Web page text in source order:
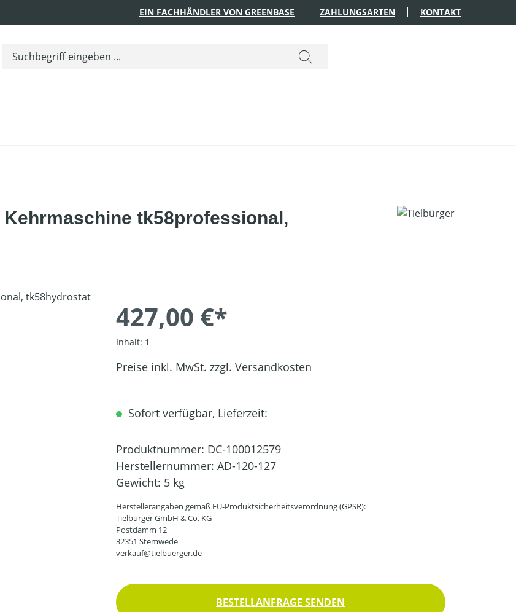
EIN FACHHÄNDLER VON GREENBASE ZAHLUNGSARTEN KONTAKT
tk58professional,
427,00 €*
Inhalt: 1
Preise inkl. MwSt. zzgl. Versandkosten
Sofort verfügbar, Lieferzeit:
Produktnummer: DC-100012579
Herstellernummer: AD-120-127
Gewicht: 5 kg
Herstellerangaben gemäß EU-Produktsicherheitsverordnung (GPSR):
Tielbürger GmbH & Co. KG
Postdamm 12
32351 Stemwede
verkauf@tielbuerger.de
BESTELLANFRAGE SENDEN